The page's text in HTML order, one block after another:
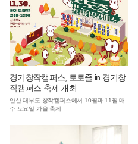
경기창작캠퍼스, 토토즐 in 경기창
작캠퍼스 축제 개최
안산 대부도 창작캠퍼스에서 10월과 11월 매
주 토요일 가을 축제